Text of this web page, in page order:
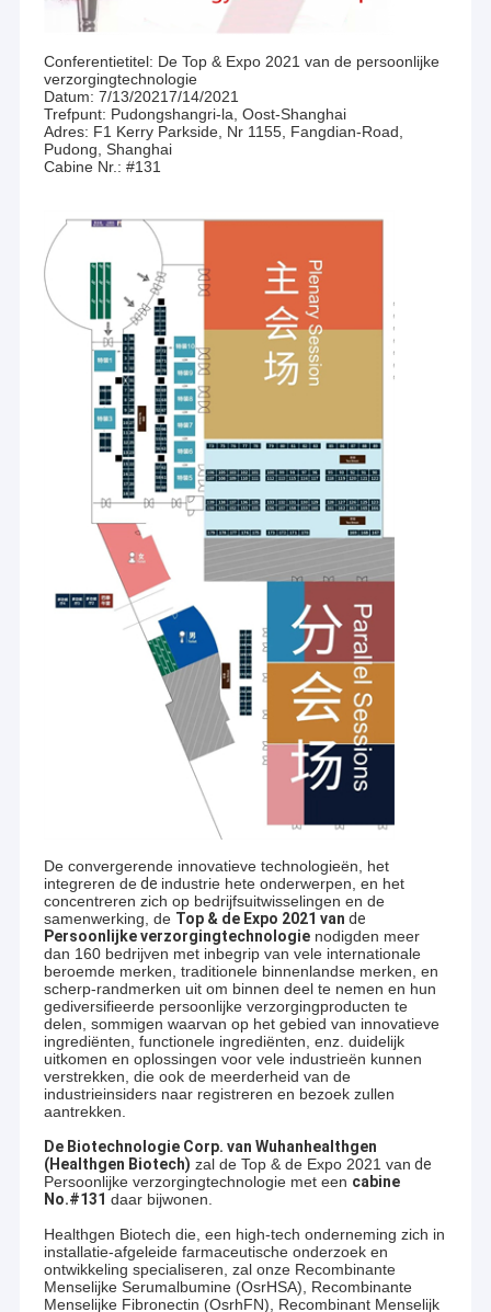
Conferentietitel: De Top & Expo 2021 van de persoonlijke
verzorgingtechnologie
Datum: 7/13/20217/14/2021
Trefpunt: Pudongshangri-la, Oost-Shanghai
Adres: F1 Kerry Parkside, Nr 1155, Fangdian-Road,
Pudong, Shanghai
Cabine Nr.: #131
De convergerende innovatieve technologieën, het
integreren dede industrie hete onderwerpen, en het
concentreren zich op bedrijfsuitwisselingen en de
samenwerking, de Top & de Expo 2021 van de
Persoonlijke verzorgingtechnologienodigden meer
dan 160 bedrijven met inbegrip van vele internationale
beroemde merken, traditionele binnenlandse merken, en
scherp-randmerken uit om binnen deel te nemen en hun
gediversifieerde persoonlijke verzorgingproducten te
delen, sommigen waarvan op het gebied van innovatieve
ingrediënten, functionele ingrediënten, enz. duidelijk
uitkomen en oplossingen voor vele industrieën kunnen
verstrekken, die ook de meerderheid van de
industrieinsiders naar registreren en bezoek zullen
aantrekken.
De Biotechnologie Corp. van Wuhanhealthgen
(Healthgen Biotech) zal de Top & de Expo 2021 van de
Persoonlijke verzorgingtechnologie met een cabine
No.#131 daar bijwonen.
Healthgen Biotech die, een high-tech onderneming zich in
installatie-afgeleide farmaceutische onderzoek en
ontwikkeling specialiseren, zal onze Recombinante
Menselijke Serumalbumine (OsrHSA), Recombinante
Menselijke Fibronectin (OsrhFN), Recombinant Menselijk